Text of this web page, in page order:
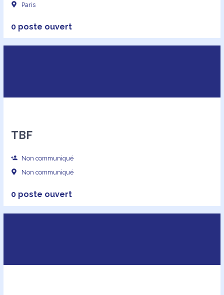
Paris
0 poste ouvert
TBF
Non communiqué
Non communiqué
0 poste ouvert